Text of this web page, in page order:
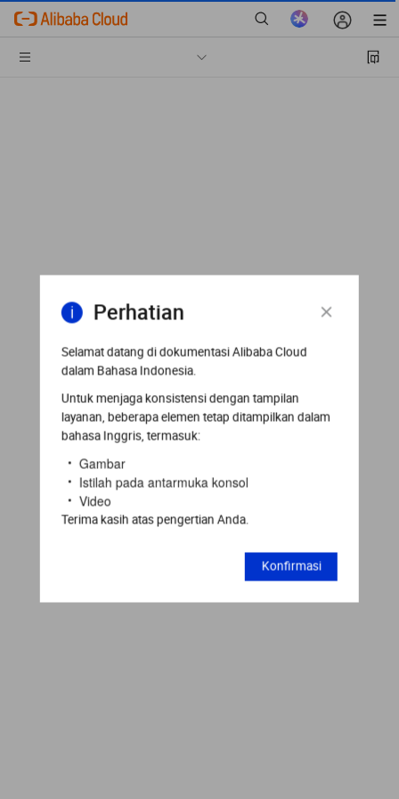
Perhatian
Selamat datang di dokumentasi Alibaba Cloud
dalam Bahasa Indonesia.
Untuk menjaga konsistensi dengan tampilan
layanan, beberapa elemen tetap ditampilkan dalam
bahasa Inggris, termasuk:
Gambar
Istilah pada antarmuka konsol
Video
Terima kasih atas pengertian Anda.
Konfirmasi